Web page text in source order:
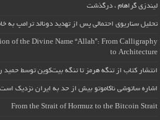
لیندزی گراهام ، درگذشت
تحلیل سناریوی احتمالی پس از تهدید دونالد ترامپ به
of the Divine Name “Allah”: From Calligraphy
to Architecture
انتشار کتاب از تنگه هرمز تا تنگه بیت‌کوین توسط حمید
اشاره ساتوشی ناکاموتو بیش از حد به ایران نزدیک است
From the Strait of Hormuz to the Bitcoin Strait